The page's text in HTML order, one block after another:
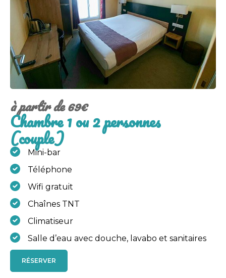
à partir de 69€
Chambre 1 ou 2 personnes
(couple)
Mini-bar
Téléphone
Wifi gratuit
Chaînes TNT
Climatiseur
Salle d’eau avec douche, lavabo et sanitaires
RÉSERVER